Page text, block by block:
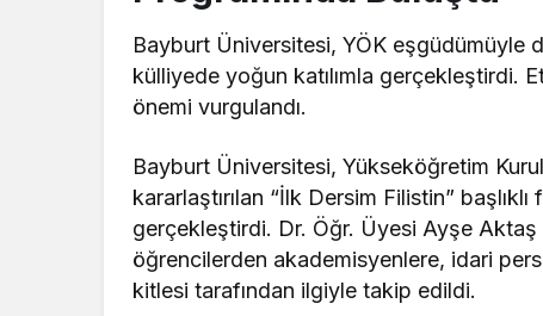
Bayburt Üniversitesi, YÖK eşgüdümüyle
külliyede yoğun katılımla gerçekleştirdi.
önemi vurgulandı.
Bayburt Üniversitesi, Yükseköğretim
kararlaştırılan “İlk Dersim Filistin”
gerçekleştirdi. Dr. Öğr. Üyesi Ayşe Aktaş
öğrencilerden akademisyenlere, idari
kitlesi tarafından ilgiyle takip edildi.